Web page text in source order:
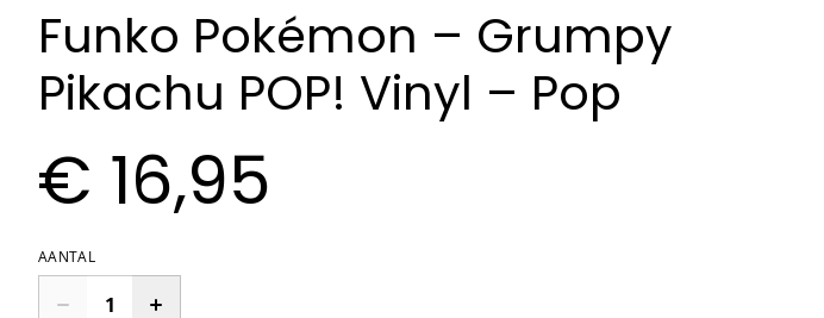
Funko Pokémon – Grumpy
Pikachu POP! Vinyl – Pop
€ 16,95
AANTAL